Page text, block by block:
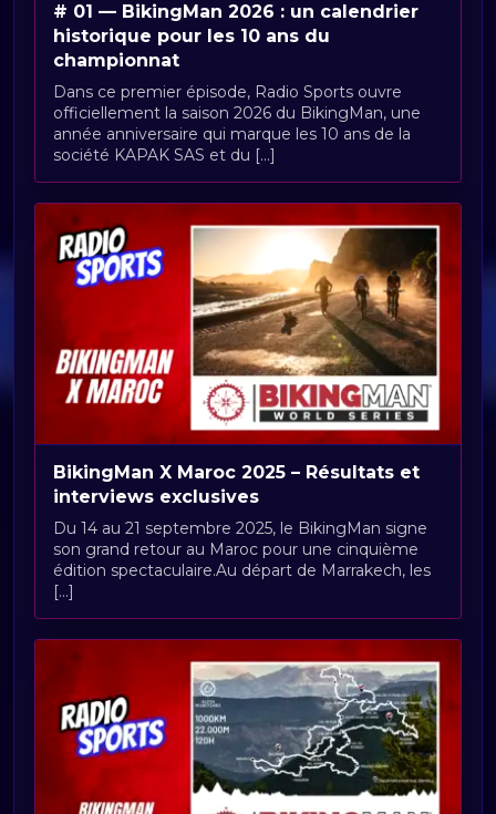
# 01 — BikingMan 2026 : un calendrier
historique pour les 10 ans du
championnat
Dans ce premier épisode, Radio Sports ouvre
officiellement la saison 2026 du BikingMan, une
année anniversaire qui marque les 10 ans de la
société KAPAK SAS et du [...]
BikingMan X Maroc 2025 – Résultats et
interviews exclusives
Du 14 au 21 septembre 2025, le BikingMan signe
son grand retour au Maroc pour une cinquième
édition spectaculaire.Au départ de Marrakech, les
[...]